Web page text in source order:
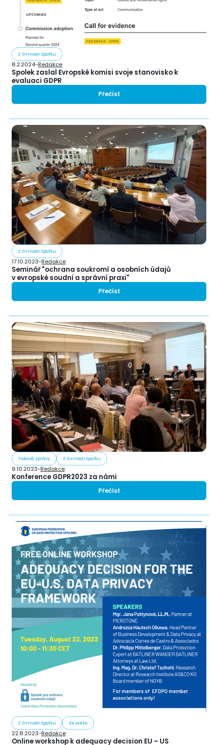
Z činnosti Spolku
8.2.2024-Redakce
Spolek zaslal Evropské komisi svoje stanovisko k
evaluaci GDPR
Přečíst
Z činnosti Spolku
17.10.2023-Redakce
Seminář "ochrana soukromí a osobních údajů
v evropské soudní a správní praxi"
Přečíst
Tiskové zprávy Z činnosti Spolku
9.10.2023-Redakce
Konference GDPR2023 za námi
Přečíst
Z činnosti Spolku Ze světa
22.8.2023-Redakce
Online workshop k adequacy decision EU – US